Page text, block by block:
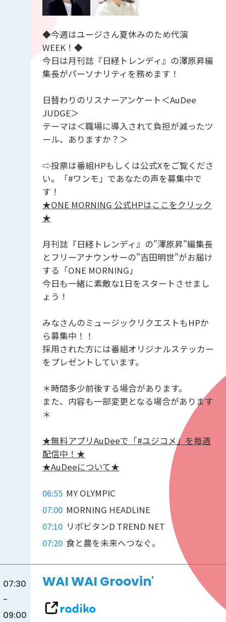
◆今週はユージさん夏休みのため代演
WEEK！◆
今日は月刊誌『日経トレンディ』の澤原昇編
集長がパーソナリティを務めます！
日替わりのリスナーアンケート＜AuDee
JUDGE＞
テーマは＜職場に導入されて負担が減ったツ
ール、ありますか？＞
⇨投票は番組HPもしくは公式Xをご覧くださ
い。「#ワンモ」であなたの声を募集中で
す！
★ONE MORNING 公式HPはここをクリック
★
月刊誌『日経トレンディ』の"澤原昇"編集長
とフリーアナウンサーの"吉田明世"がお届け
する「ONE MORNING」
今日も一緒に素敵な1日をスタートさせまし
ょう！
みなさんのミュージックリクエストもHPか
ら募集中！！
採用された方には番組オリジナルステッカー
をプレゼントしています。
＊時間多少前後する場合があります。
また、内容も一部変更となる場合があります
＊
★無料アプリAuDeeで「#ユジコメ」を毎週
配信中！★
★AuDeeについて★
06:55 MY OLYMPIC
07:00 MORNING HEADLINE
07:10 リポビタンD TREND NET
07:20 食と農を未来へつなぐ。
07:30
-
09:00
WAI WAI Groovin'